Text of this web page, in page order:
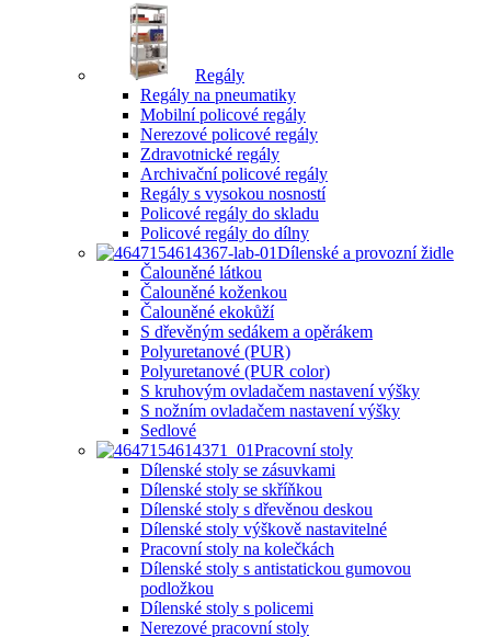
Regály
Regály na pneumatiky
Mobilní policové regály
Nerezové policové regály
Zdravotnické regály
Archivační policové regály
Regály s vysokou nosností
Policové regály do skladu
Policové regály do dílny
Dílenské a provozní židle
Čalouněné látkou
Čalouněné koženkou
Čalouněné ekokůží
S dřevěným sedákem a opěrákem
Polyuretanové (PUR)
Polyuretanové (PUR color)
S kruhovým ovladačem nastavení výšky
S nožním ovladačem nastavení výšky
Sedlové
Pracovní stoly
Dílenské stoly se zásuvkami
Dílenské stoly se skříňkou
Dílenské stoly s dřevěnou deskou
Dílenské stoly výškově nastavitelné
Pracovní stoly na kolečkách
Dílenské stoly s antistatickou gumovou
podložkou
Dílenské stoly s policemi
Nerezové pracovní stoly